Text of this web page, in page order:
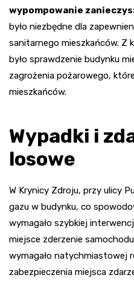
wypompowanie
było niezbędne dla
sanitarnego mieszkańców. Z
było sprawdzenie budynku
zagrożenia pożarowego,
mieszkańców.
Wypadki i
losowe
W Krynicy Zdroju, przy ulicy
gazu w budynku, co
wymagało szybkiej
miejsce zderzenie
wymagało natychmiastowej
zabezpieczenia miejsca